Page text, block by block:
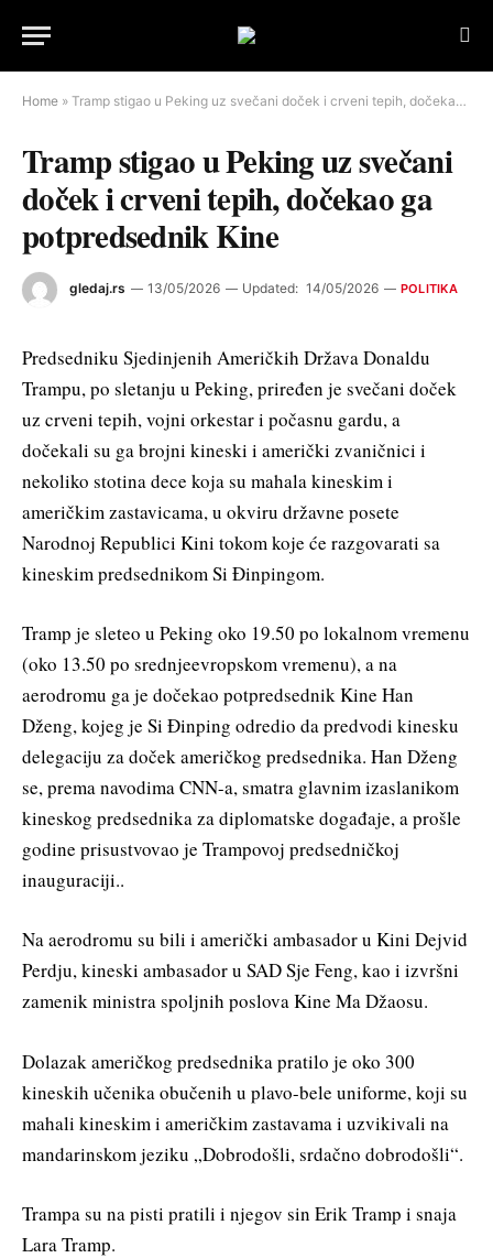
Home » Tramp stigao u Peking uz svečani doček i crveni tepih, dočekao ga potpredsednik Kine
Tramp stigao u Peking uz svečani
doček i crveni tepih, dočekao ga
potpredsednik Kine
gledaj.rs 13/05/2026 Updated: 14/05/2026 POLITIKA
Predsedniku Sjedinjenih Američkih Država Donaldu
Trampu, po sletanju u Peking, priređen je svečani doček
uz crveni tepih, vojni orkestar i počasnu gardu, a
dočekali su ga brojni kineski i američki zvaničnici i
nekoliko stotina dece koja su mahala kineskim i
američkim zastavicama, u okviru državne posete
Narodnoj Republici Kini tokom koje će razgovarati sa
kineskim predsednikom Si Đinpingom.
Tramp je sleteo u Peking oko 19.50 po lokalnom vremenu
(oko 13.50 po srednjeevropskom vremenu), a na
aerodromu ga je dočekao potpredsednik Kine Han
Dženg, kojeg je Si Đinping odredio da predvodi kinesku
delegaciju za doček američkog predsednika. Han Dženg
se, prema navodima CNN-a, smatra glavnim izaslanikom
kineskog predsednika za diplomatske događaje, a prošle
godine prisustvovao je Trampovoj predsedničkoj
inauguraciji..
Na aerodromu su bili i američki ambasador u Kini Dejvid
Perdju, kineski ambasador u SAD Sje Feng, kao i izvršni
zamenik ministra spoljnih poslova Kine Ma Džaosu.
Dolazak američkog predsednika pratilo je oko 300
kineskih učenika obučenih u plavo-bele uniforme, koji su
mahali kineskim i američkim zastavama i uzvikivali na
mandarinskom jeziku „Dobrodošli, srdačno dobrodošli“.
Trampa su na pisti pratili i njegov sin Erik Tramp i snaja
Lara Tramp.